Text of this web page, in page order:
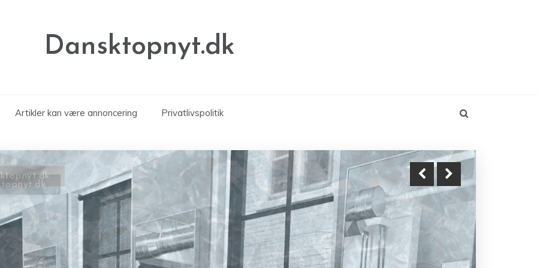
Dansktopnyt.dk
Artikler kan være annoncering Privatlivspolitik